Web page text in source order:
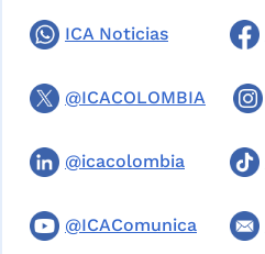
ICA Noticias
@ICACOLOMBIA
@icacolombia
@ICAComunica